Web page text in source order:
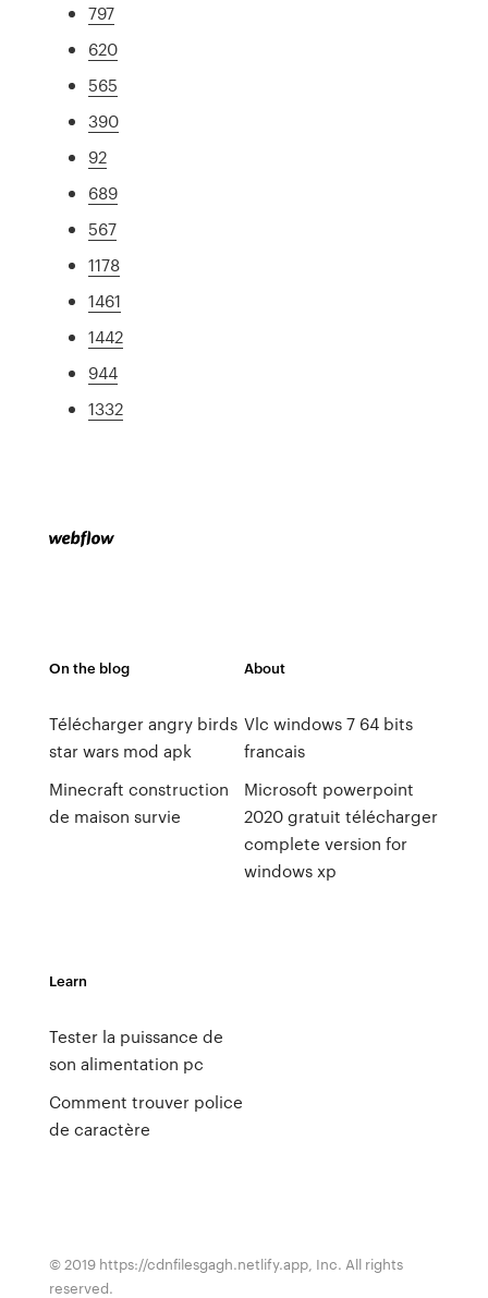
797
620
565
390
92
689
567
1178
1461
1442
944
1332
On the blog
Télécharger angry birds
star wars mod apk
Minecraft construction
de maison survie
About
Vlc windows 7 64 bits
francais
Microsoft powerpoint
2020 gratuit télécharger
complete version for
windows xp
Learn
Tester la puissance de
son alimentation pc
Comment trouver police
de caractère
© 2019 https://cdnfilesgagh.netlify.app, Inc. All rights
reserved.